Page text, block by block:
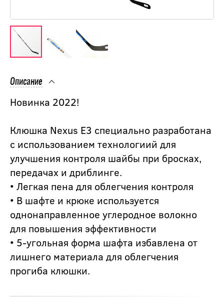
Описание
Новинка 2022!
Клюшка Nexus E3 cпециально разработана
с использованием технологиий для
улучшения контроля шайбы при бросках,
передачах и дриблинге.
• Легкая пена для облегчения контроля
• В шафте и крюке используется
однонаправленное углеродное волокно
для повышения эффективности
• 5-угольная форма шафта избавлена от
лишнего материала для облегчения
прогиба клюшки.